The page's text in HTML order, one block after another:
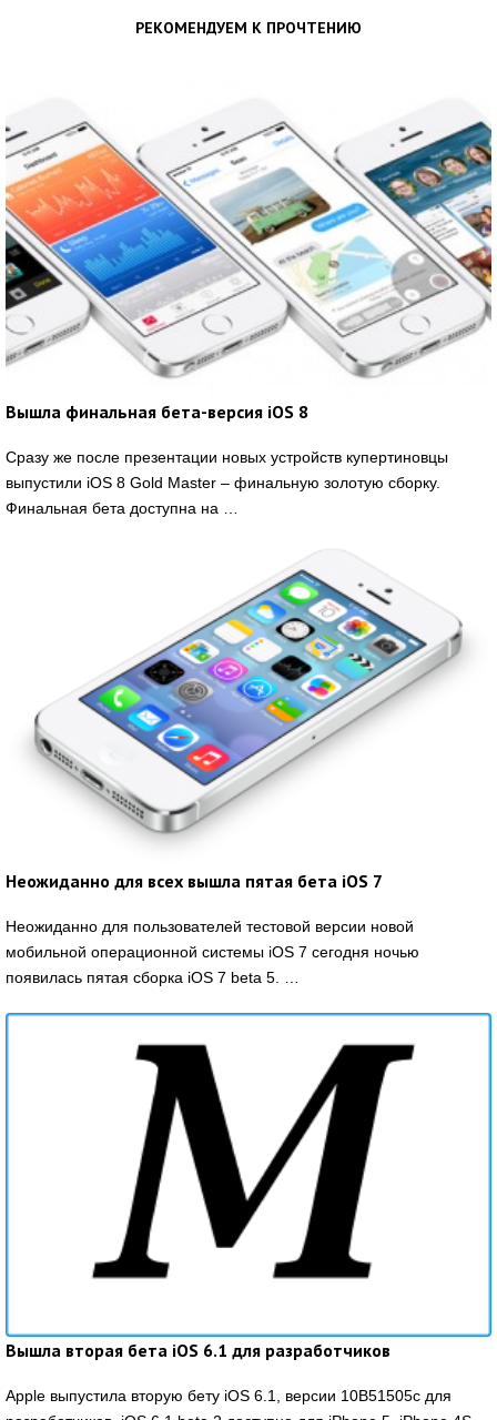
РЕКОМЕНДУЕМ К ПРОЧТЕНИЮ
Вышла финальная бета-версия iOS 8
Сразу же после презентации новых устройств купертиновцы
выпустили iOS 8 Gold Master – финальную золотую сборку.
Финальная бета доступна на …
Неожиданно для всех вышла пятая бета iOS 7
Неожиданно для пользователей тестовой версии новой
мобильной операционной системы iOS 7 сегодня ночью
появилась пятая сборка iOS 7 beta 5. …
Вышла вторая бета iOS 6.1 для разработчиков
Apple выпустила вторую бету iOS 6.1, версии 10B51505c для